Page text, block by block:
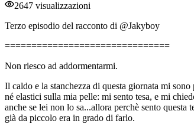
2647 visualizzazioni
Terzo episodio del racconto di @Jakyboy
===============================
Non riesco ad addormentarmi.
Il caldo e la stanchezza di questa giornata mi
né elastici sulla mia pelle: mi sento tesa, e mi
anche se lei non lo sa...allora perchè sento
già da piccolo era in grado di farlo.